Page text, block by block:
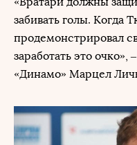
забивать голы. Когда
продемонстрировал
заработать это очко», –
«Динамо» Марцел